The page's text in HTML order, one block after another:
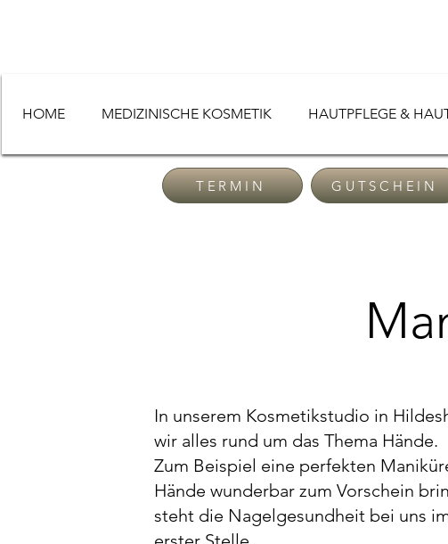
HOME MEDIZINISCHE KOSMETIK HAUTPFLEGE &
TERMIN GUTSCHEIN
In unserem Kosmetikstudio in
wir alles rund um das Thema Hände.
Zum Beispiel eine perfekten
Hände wunderbar zum Vorschein
steht die Nagelgesundheit bei uns